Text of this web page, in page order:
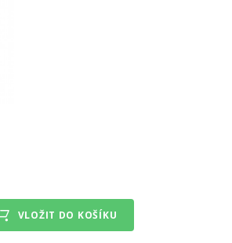
VLOŽIT DO KOŠÍKU